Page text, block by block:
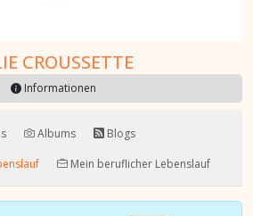
CROUSSETTE
Informationen
Albums
Blogs
Mein beruflicher Lebenslauf